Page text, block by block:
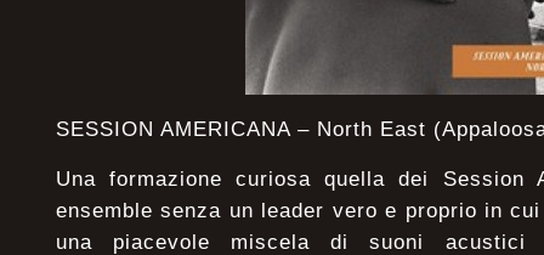
SESSION AMERICANA – North East
Una formazione curiosa quella dei Session
ensemble senza un leader vero e proprio in
una piacevole miscela di suoni